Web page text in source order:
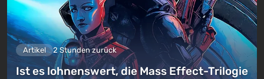
Artikel 2 Stunden zurück
Ist es lohnenswert, die Mass Effect-Trilogie